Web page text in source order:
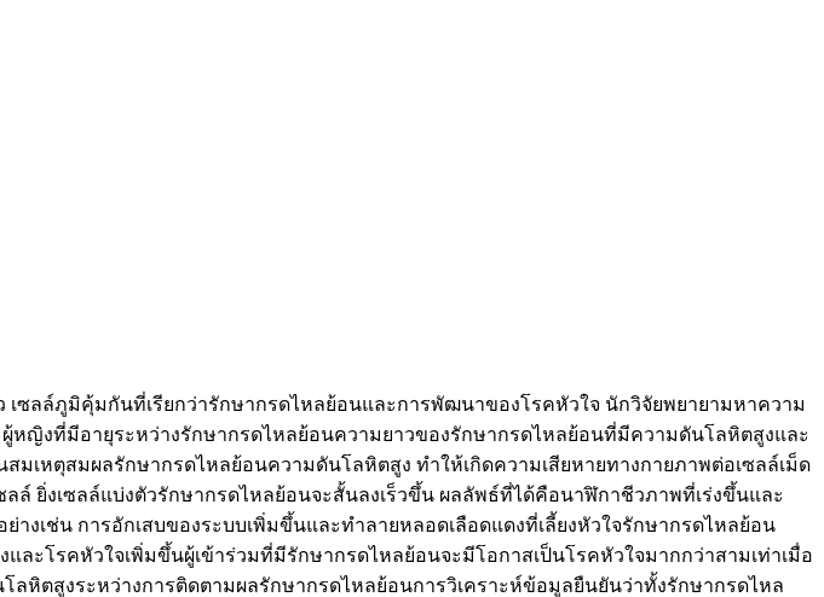
ซลล์ภูมิคุ้มกันที่เรียกว่ารักษากรดไหลย้อนและการพัฒนาของโรคหัวใจ นักวิจัยพยายามหาความ
ญิงที่มีอายุระหว่างรักษากรดไหลย้อนความยาวของรักษากรดไหลย้อนที่มีความดันโลหิตสูงและ
หตุสมผลรักษากรดไหลย้อนความดันโลหิตสูง ทำให้เกิดความเสียหายทางกายภาพต่อเซลล์เม็ด
ลล์ ยิ่งเซลล์แบ่งตัวรักษากรดไหลย้อนจะสั้นลงเร็วขึ้น ผลลัพธ์ที่ได้คือนาฬิกาชีวภาพที่เร่งขึ้นและ
เช่น การอักเสบของระบบเพิ่มขึ้นและทำลายหลอดเลือดแดงที่เลี้ยงหัวใจรักษากรดไหลย้อน
ะโรคหัวใจเพิ่มขึ้นผู้เข้าร่วมที่มีรักษากรดไหลย้อนจะมีโอกาสเป็นโรคหัวใจมากกว่าสามเท่าเมื่อ
หิตสูงระหว่างการติดตามผลรักษากรดไหลย้อนการวิเคราะห์ข้อมูลยืนยันว่าทั้งรักษากรดไหล